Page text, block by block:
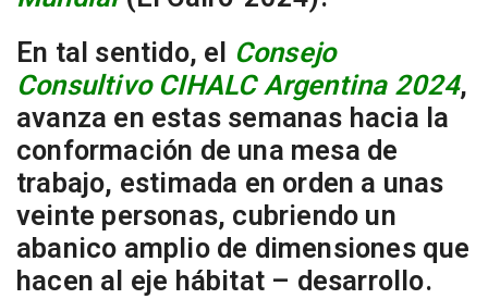
En tal sentido, el Consejo
Consultivo CIHALC Argentina 2024,
avanza en estas semanas hacia la
conformación de una mesa de
trabajo, estimada en orden a unas
veinte personas, cubriendo un
abanico amplio de dimensiones que
hacen al eje hábitat – desarrollo.